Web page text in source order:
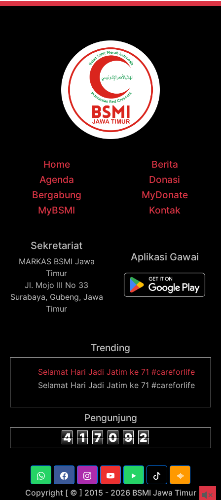
Home
Berita
Agenda
Donasi
Bergabung
MyDonate
MyBSMI
Kontak
Sekretariat
MARKAS BSMI Jawa
Timur
Jl. Mojo III No 33
Surabaya, Gubeng, Jawa
Timur
Aplikasi Gawai
Trending
Selamat Hari Jadi Jatim ke 71 #careforlife
Selamat Hari Jadi Jatim ke 71 #careforlife
Pengunjung
4 1 7 0 9 2
Copyright [ © ] 2015 - 2026 BSMI Jawa Timur